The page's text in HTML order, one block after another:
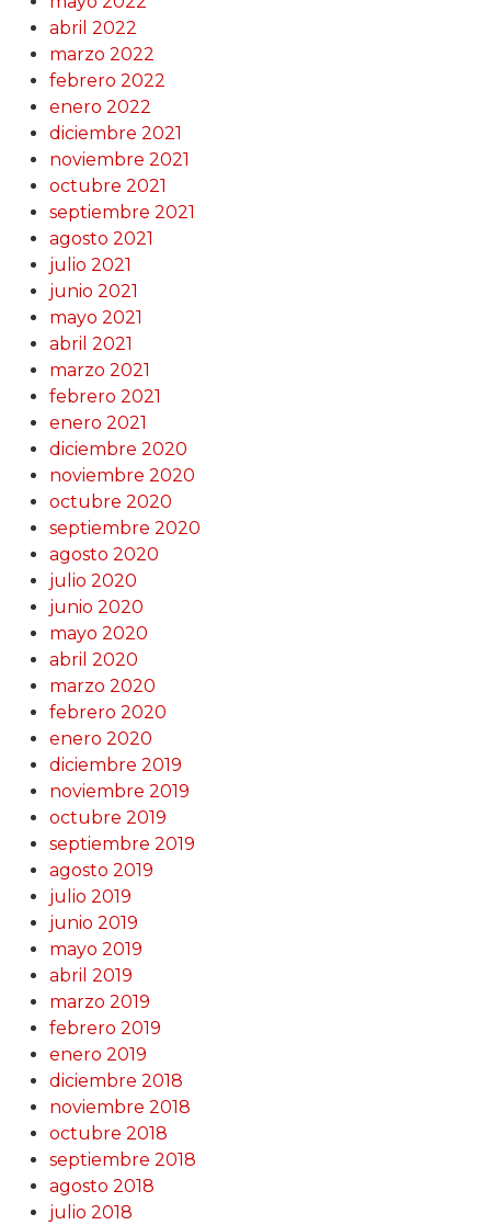
abril 2022
marzo 2022
febrero 2022
enero 2022
diciembre 2021
noviembre 2021
octubre 2021
septiembre 2021
agosto 2021
julio 2021
junio 2021
mayo 2021
abril 2021
marzo 2021
febrero 2021
enero 2021
diciembre 2020
noviembre 2020
octubre 2020
septiembre 2020
agosto 2020
julio 2020
junio 2020
mayo 2020
abril 2020
marzo 2020
febrero 2020
enero 2020
diciembre 2019
noviembre 2019
octubre 2019
septiembre 2019
agosto 2019
julio 2019
junio 2019
mayo 2019
abril 2019
marzo 2019
febrero 2019
enero 2019
diciembre 2018
noviembre 2018
octubre 2018
septiembre 2018
agosto 2018
julio 2018